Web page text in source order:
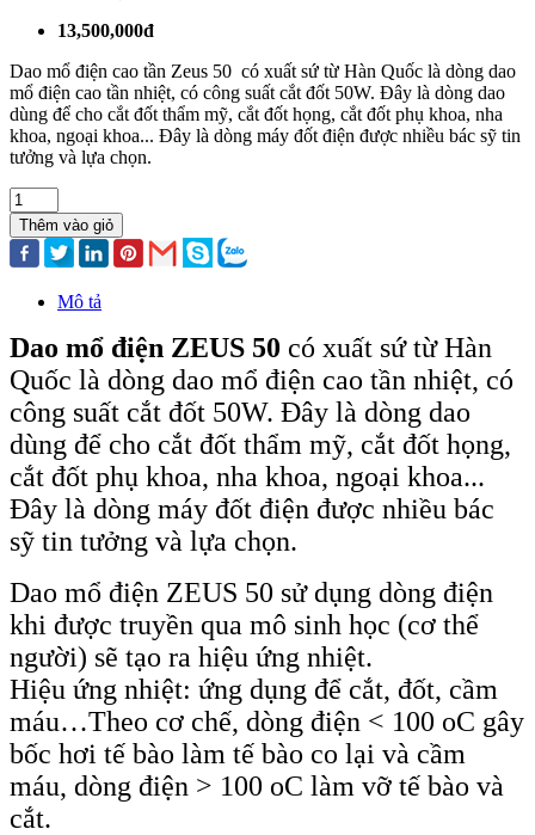
13,500,000đ
Dao mổ điện cao tần Zeus 50 có xuất sứ từ Hàn Quốc là dòng dao
mổ điện cao tần nhiệt, có công suất cắt đốt 50W. Đây là dòng dao
dùng để cho cắt đốt thẩm mỹ, cắt đốt họng, cắt đốt phụ khoa, nha
khoa, ngoại khoa... Đây là dòng máy đốt điện được nhiều bác sỹ tin
tưởng và lựa chọn.
Thêm vào giỏ
Mô tả
Dao mổ điện ZEUS 50 có xuất sứ từ Hàn
Quốc là dòng dao mổ điện cao tần nhiệt, có
công suất cắt đốt 50W. Đây là dòng dao
dùng để cho cắt đốt thẩm mỹ, cắt đốt họng,
cắt đốt phụ khoa, nha khoa, ngoại khoa...
Đây là dòng máy đốt điện được nhiều bác
sỹ tin tưởng và lựa chọn.
Dao mổ điện ZEUS 50 sử dụng dòng điện
khi được truyền qua mô sinh học (cơ thể
người) sẽ tạo ra hiệu ứng nhiệt.
Hiệu ứng nhiệt: ứng dụng để cắt, đốt, cầm
máu…Theo cơ chế, dòng điện < 100 oC gây
bốc hơi tế bào làm tế bào co lại và cầm
máu, dòng điện > 100 oC làm vỡ tế bào và
cắt.